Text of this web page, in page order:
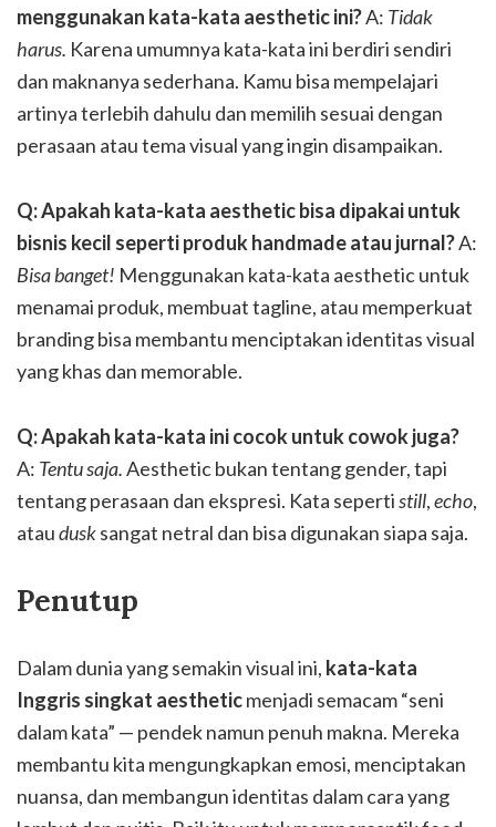
menggunakan kata-kata aesthetic ini?A: Tidak
harus. Karena umumnya kata-kata ini berdiri sendiri
dan maknanya sederhana. Kamu bisa mempelajari
artinya terlebih dahulu dan memilih sesuai dengan
perasaan atau tema visual yang ingin disampaikan.
Q: Apakah kata-kata aesthetic bisa dipakai untuk
bisnis kecil seperti produk handmade atau jurnal?A:
Bisa banget! Menggunakan kata-kata aesthetic untuk
menamai produk, membuat tagline, atau memperkuat
branding bisa membantu menciptakan identitas visual
yang khas dan memorable.
Q: Apakah kata-kata ini cocok untuk cowok juga?
A: Tentu saja.Aesthetic bukan tentang gender, tapi
tentang perasaan dan ekspresi. Kata sepertistill,echo,
ataudusksangat netral dan bisa digunakan siapa saja.
Penutup
Dalam dunia yang semakin visual ini, kata-kata
Inggris singkat aestheticmenjadi semacam “seni
dalam kata” — pendek namun penuh makna. Mereka
membantu kita mengungkapkan emosi, menciptakan
nuansa, dan membangun identitas dalam cara yang